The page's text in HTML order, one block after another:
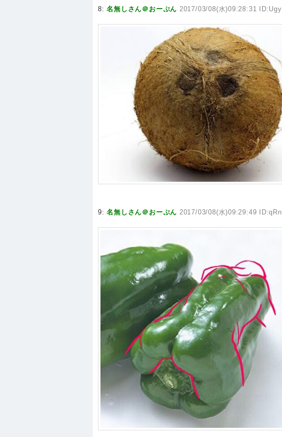
8:名無しさん＠おーぷん 2017/03/08(水)09:28:31 ID:Ugy
9:名無しさん＠おーぷん 2017/03/08(水)09:29:49 ID:qRn